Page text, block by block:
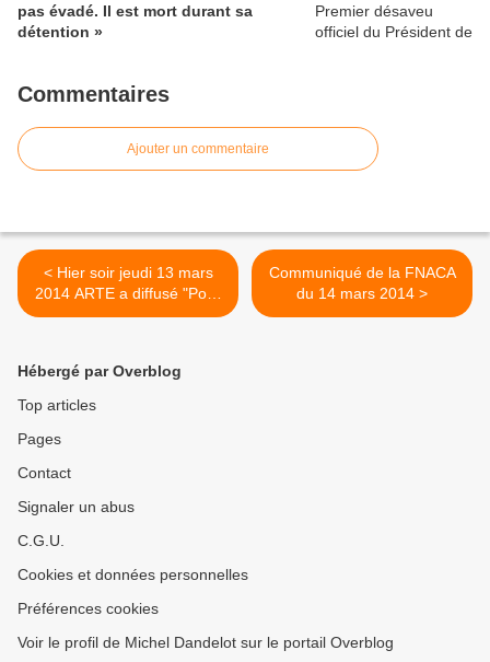
pas évadé. Il est mort durant sa
détention »
Commentaires
Ajouter un commentaire
< Hier soir jeudi 13 mars
2014 ARTE a diffusé "Pour
Djamila" Le combat de
jeune militante du FLN
Communiqué de la FNACA
du 14 mars 2014 >
Hébergé par Overblog
Top articles
Pages
Contact
Signaler un abus
C.G.U.
Cookies et données personnelles
Préférences cookies
Voir le profil de Michel Dandelot sur le portail Overblog